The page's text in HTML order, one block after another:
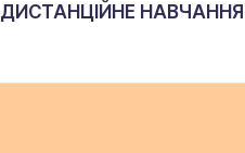
ДИСТАНЦІЙНЕ НАВЧАННЯ